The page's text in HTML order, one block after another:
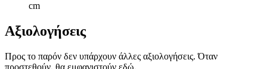
cm
Αξιολογήσεις
Προς το παρόν δεν υπάρχουν άλλες αξιολογήσεις. Όταν